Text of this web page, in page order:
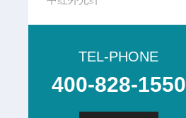
TEL-PHONE
400-828-1550